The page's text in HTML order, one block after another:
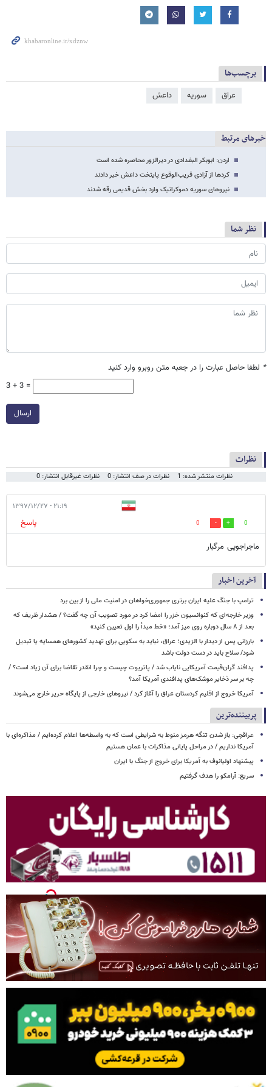
برچسب‌ها
عراق سوریه داعش
خبرهای مرتبط
اردن: ابوبکر البغدادی در دیرالزور محاصره شده است
کردها از آزادی قریب‌الوقوع پایتخت داعش خبر دادند
نیروهای سوریه دموکراتیک وارد بخش قدیمی رقه شدند
نظر شما
* لطفا حاصل عبارت را در جعبه متن روبرو وارد کنید
3 + 3 =
ارسال
نظرات
نظرات منتشر شده: 1 نظرات در صف انتشار: 0 نظرات غیرقابل انتشار: 0
۲۱:۱۹ - ۱۳۹۷/۱۲/۲۷
0
0
پاسخ
ماجراجویی مرگبار
آخرین اخبار
ترامپ با جنگ علیه ایران برتری جمهوری‌خواهان در امنیت ملی را از بین برد
وزیر خارجه‌ای که کنوانسیون خزر را امضا کرد در مورد تصویب آن چه گفت؟ / هشدار ظریف که
بعد از ۸ سال دوباره روی میز آمد؛ «خط مبدأ را اول تعیین کنید»
بارزانی پس از دیدار با الزیدی؛ عراق، نباید به سکویی برای تهدید کشورهای همسایه یا تبدیل
شود/ سلاح باید در دست دولت باشد
پدافند گران‌قیمت آمریکایی نایاب شد / پاتریوت چیست و چرا انقدر تقاضا برای آن زیاد است؟ /
چه بر سر ذخایر موشک‌های پدافندی آمریکا آمد؟
آمریکا خروج از اقلیم کردستان عراق را آغاز کرد / نیروهای خارجی از پایگاه حریر خارج می‌شوند
پربیننده‌ترین
عراقچی: باز شدن تنگه هرمز منوط به شرایطی است که به واسطه‌ها اعلام کرده‌ایم / مذاکره‌ای با
آمریکا نداریم / در مراحل پایانی مذاکرات با عمان هستیم
پیشنهاد اولیانوف به آمریکا برای خروج از جنگ با ایران
سریع: آرامکو را هدف گرفتیم